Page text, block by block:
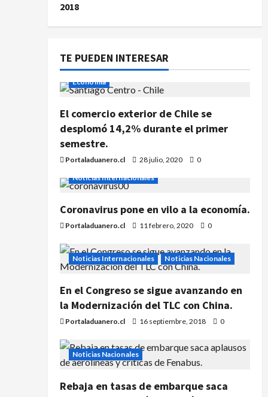
2018
TE PUEDEN INTERESAR
Economía
El comercio exterior de Chile se
desplomó 14,2% durante el primer
semestre.
Portaladuanero.cl 28 julio, 2020
0
Noticias Internacionales
Coronavirus pone en vilo a la economía.
Portaladuanero.cl 11 febrero, 2020 0
Noticias Internacionales Noticias Nacionales
En el Congreso se sigue avanzando en
la Modernización del TLC con China.
Portaladuanero.cl 16 septiembre, 2018 0
Noticias Nacionales
Rebaja en tasas de embarque saca